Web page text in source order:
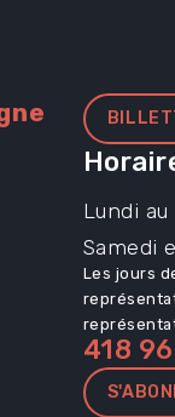
Lundi
Samedi
Les jours
418